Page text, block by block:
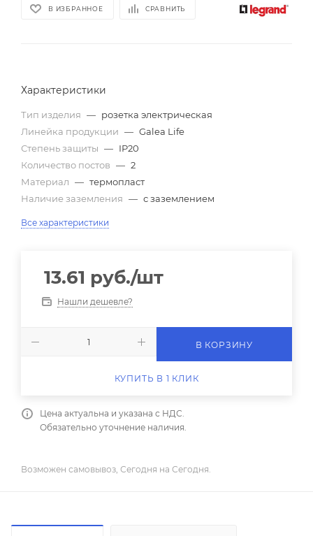
В ИЗБРАННОЕ СРАВНИТЬ
Характеристики
Тип изделия — розетка электрическая
Линейка продукции — Galea Life
Степень защиты — IP20
Количество постов — 2
Материал — термопласт
Наличие заземления — с заземлением
Все характеристики
13.61 руб./шт
Нашли дешевле?
В КОРЗИНУ
КУПИТЬ В 1 КЛИК
Цена актуальна и указана с НДС.
Обязательно уточнение наличия.
Возможен самовывоз, Сегодня на Сегодня.